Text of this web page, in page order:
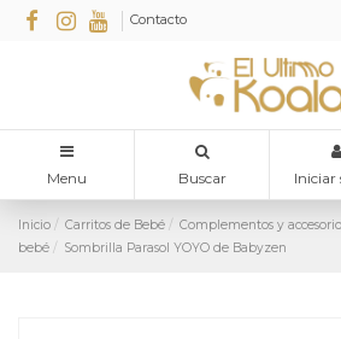
Contacto
Menu Buscar Iniciar
Inicio Carritos de Bebé
Complementos y
bebé
Sombrilla Parasol YOYO de Babyzen